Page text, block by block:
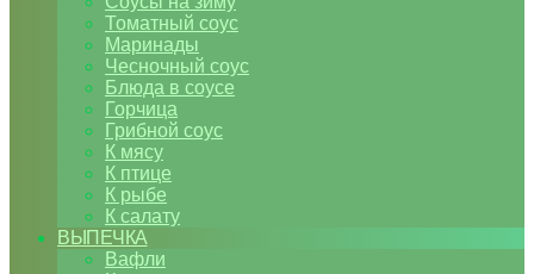
Томатный соус
Маринады
Чесночный соус
Блюда в соусе
Горчица
Грибной соус
К мясу
К птице
К рыбе
К салату
ВЫПЕЧКА
Вафли